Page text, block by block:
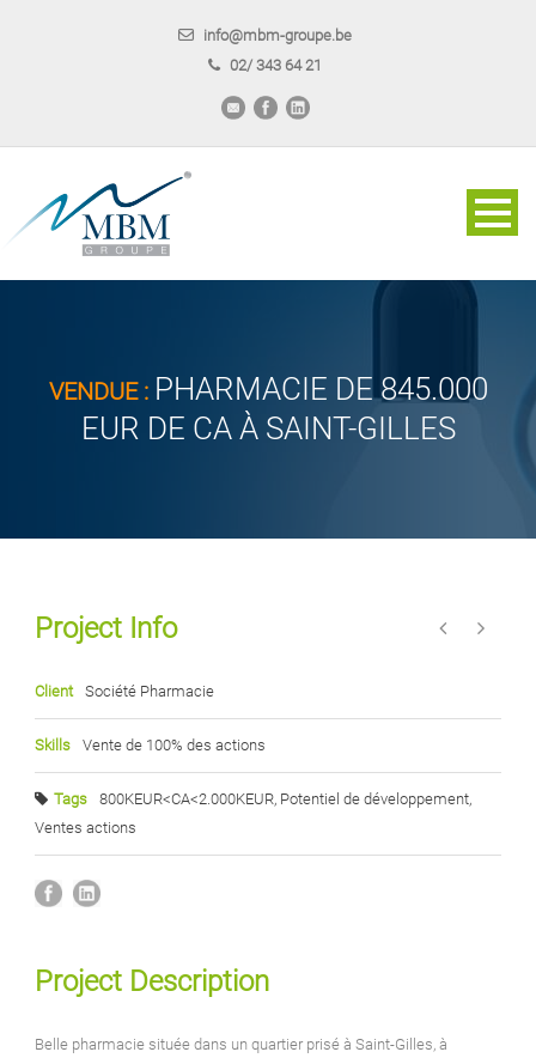
info@mbm-groupe.be
02/ 343 64 21
VENDUE : PHARMACIE DE 845.000
EUR DE CA À SAINT-GILLES
Project Info
Client Société Pharmacie
Skills Vente de 100% des actions
Tags 800KEUR<CA<2.000KEUR, Potentiel de développement,
Ventes actions
Project Description
Belle pharmacie située dans un quartier prisé à Saint-Gilles, à